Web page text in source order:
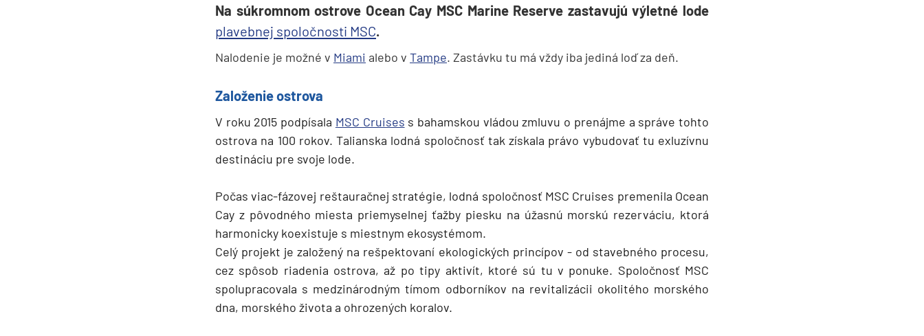
Na súkromnom ostrove Ocean Cay MSC Marine Reserve zastavujú výletné lode
plavebnej spoločnosti MSC.
Nalodenie je možné v Miami alebo v Tampe. Zastávku tu má vždy iba jediná loď za deň.
Založenie ostrova
V roku 2015 podpísala MSC Cruises s bahamskou vládou zmluvu o prenájme a správe tohto
ostrova na 100 rokov. Talianska lodná spoločnosť tak získala právo vybudovať tu exluzívnu
destináciu pre svoje lode.
Počas viac-fázovej reštauračnej stratégie, lodná spoločnosť MSC Cruises premenila Ocean
Cay z pôvodného miesta priemyselnej ťažby piesku na úžasnú morskú rezerváciu, ktorá
harmonicky koexistuje s miestnym ekosystémom.
Celý projekt je založený na rešpektovaní ekologických princípov - od stavebného procesu,
cez spôsob riadenia ostrova, až po tipy aktivít, ktoré sú tu v ponuke. Spoločnosť MSC
spolupracovala s medzinárodným tímom odborníkov na revitalizácii okolitého morského
dna, morského života a ohrozených koralov.